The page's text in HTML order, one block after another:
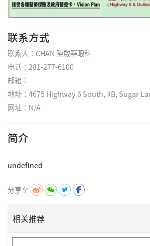
联系方式
联系人：CHAN 陳啟華眼科
电话：281-277-6100
邮箱：
地址：4675 Highway 6 South, #B, Sugar
网址： N/A
简介
分享至
相关推荐